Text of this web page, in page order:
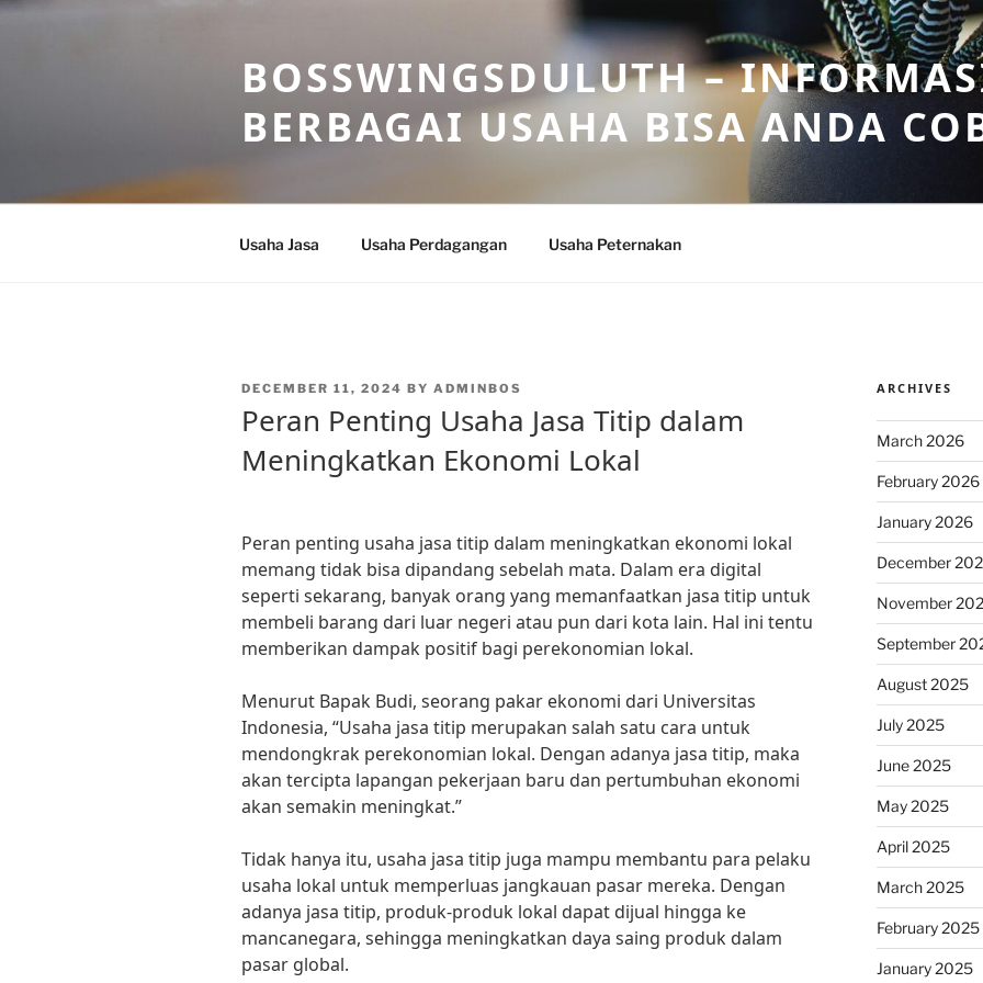
Skip
BOSSWINGSDULUTH –
BERBAGAI USAHA BISA ANDA
Usaha Jasa Usaha Perdagangan Usaha Peternakan
POSTED
DECEMBER 11, 2024 BY ADMINBOS
Peran Penting Usaha Jasa Titip dalam
Meningkatkan Ekonomi Lokal
Peran penting usaha jasa titip dalam meningkatkan ekonomi lokal
memang tidak bisa dipandang sebelah mata. Dalam era digital
seperti sekarang, banyak orang yang memanfaatkan jasa titip untuk
membeli barang dari luar negeri atau pun dari kota lain. Hal ini tentu
memberikan dampak positif bagi perekonomian lokal.
Menurut Bapak Budi, seorang pakar ekonomi dari Universitas
Indonesia, “Usaha jasa titip merupakan salah satu cara untuk
mendongkrak perekonomian lokal. Dengan adanya jasa titip, maka
akan tercipta lapangan pekerjaan baru dan pertumbuhan ekonomi
akan semakin meningkat.”
Tidak hanya itu, usaha jasa titip juga mampu membantu para pelaku
usaha lokal untuk memperluas jangkauan pasar mereka. Dengan
adanya jasa titip, produk-produk lokal dapat dijual hingga ke
mancanegara, sehingga meningkatkan daya saing produk dalam
pasar global.
ARCHIVES
March 2026
February 2026
January 2026
December
November
September
August 2025
July 2025
June 2025
May 2025
April 2025
March 2025
February 2025
January 2025